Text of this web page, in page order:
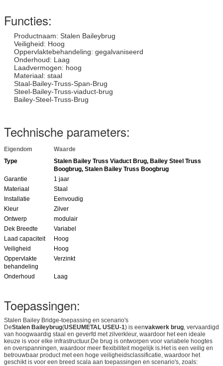
Functies:
Productnaam: Stalen Baileybrug
Veiligheid: Hoog
Oppervlaktebehandeling: gegalvaniseerd
Onderhoud: Laag
Laadvermogen: hoog
Materiaal: staal
Staal-Bailey-Truss-Span-Brug
Steel-Bailey-Truss-viaduct-brug
Bailey-Steel-Truss-Brug
Technische parameters:
Eigendom
Waarde
Type
Stalen Bailey Truss Viaduct Brug, Bailey Steel Truss
Boogbrug, Stalen Bailey Truss Boogbrug
Garantie
1 jaar
Materiaal
Staal
Installatie
Eenvoudig
Kleur
Zilver
Ontwerp
modulair
Dek Breedte
Variabel
Laad capaciteit
Hoog
Veiligheid
Hoog
Oppervlakte
behandeling
Verzinkt
Onderhoud Laag
Toepassingen:
Stalen Bailey Bridge-toepassing en scenario's
DeStalen Baileybrug(USEUMETAL USEU-1) is eenvakwerk brug, vervaardigd
van hoogwaardig staal en geverfd met zilverkleur, waardoor het een ideale
keuze is voor elke infrastructuur.De brug is ontworpen voor variabele hoogtes
en overspanningen, waardoor meer flexibiliteit mogelijk is.Het is een veilig en
betrouwbaar product met een hoge veiligheidsclassificatie, waardoor het
geschikt is voor een breed scala aan toepassingen en scenario's, zoals: